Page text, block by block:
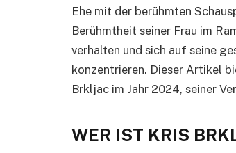
Ehe mit der berühmten
Berühmtheit seiner Frau im
verhalten und sich auf seine
konzentrieren. Dieser Artikel
Brkljac im Jahr 2024, seiner
WER IST KRIS